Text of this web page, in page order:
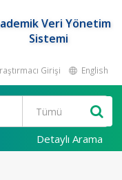
Veri Yönetim
Sistemi
Girişi English
Detaylı Arama